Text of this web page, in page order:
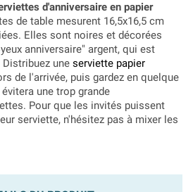
d'anniversaire en papier
de table mesurent 16,5x16,5 cm
Elles sont noires et décorées
anniversaire" argent, qui est
une serviette papier
de l'arrivée, puis gardez en quelque
une trop grande
Pour que les invités puissent
serviette, n'hésitez pas à mixer les